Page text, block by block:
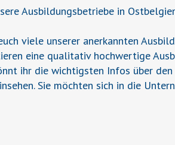
Ausbildungsbetriebe in
viele unserer anerkannten
eine qualitativ hochwertige
ihr die wichtigsten Infos über
Sie möchten sich in die